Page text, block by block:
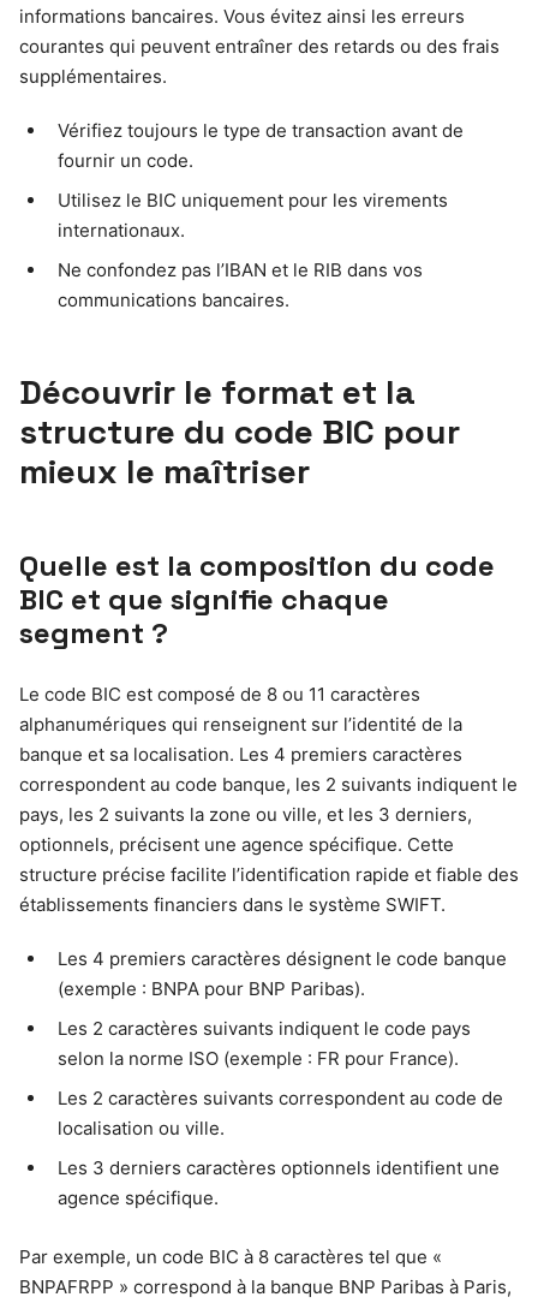
informations bancaires. Vous évitez ainsi les erreurs
courantes qui peuvent entraîner des retards ou des frais
supplémentaires.
Vérifiez toujours le type de transaction avant de
fournir un code.
Utilisez le BIC uniquement pour les virements
internationaux.
Ne confondez pas l’IBAN et le RIB dans vos
communications bancaires.
Découvrir le format et la
structure du code BIC pour
mieux le maîtriser
Quelle est la composition du code
BIC et que signifie chaque
segment ?
Le code BIC est composé de 8 ou 11 caractères
alphanumériques qui renseignent sur l’identité de la
banque et sa localisation. Les 4 premiers caractères
correspondent au code banque, les 2 suivants indiquent le
pays, les 2 suivants la zone ou ville, et les 3 derniers,
optionnels, précisent une agence spécifique. Cette
structure précise facilite l’identification rapide et fiable des
établissements financiers dans le système SWIFT.
Les 4 premiers caractères désignent le code banque
(exemple : BNPA pour BNP Paribas).
Les 2 caractères suivants indiquent le code pays
selon la norme ISO (exemple : FR pour France).
Les 2 caractères suivants correspondent au code de
localisation ou ville.
Les 3 derniers caractères optionnels identifient une
agence spécifique.
Par exemple, un code BIC à 8 caractères tel que «
BNPAFRPP » correspond à la banque BNP Paribas à Paris,